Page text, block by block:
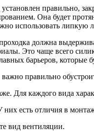
установлен правильно,
Она будет
использовать липкую
должна
Это чаще всего
барьеров, которые
правильно
Для каждого вида
них есть отличия в
вид вентиляции.